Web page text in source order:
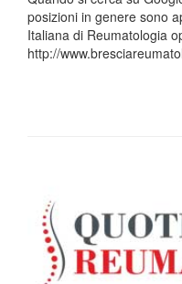
posizioni in genere sono
Italiana di Reumatologia
http://